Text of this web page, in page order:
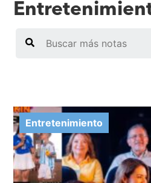
Entretenimiento